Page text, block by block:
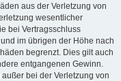
aus der Verletzung von
wesentlicher
bei Vertragsschluss
im übrigen der Höhe nach
begrenzt. Dies gilt auch
entgangenen Gewinn.
bei der Verletzung von